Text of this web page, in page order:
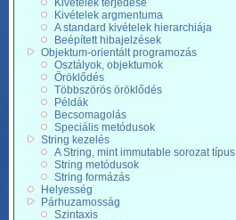
Kivételek terjedése
Kivételek argmentuma
A standard kivételek hierarchiája
Beépített hibajelzések
Objektum-orientált programozás
Osztályok, objektumok
Öröklődés
Többszörös öröklődés
Példák
Becsomagolás
Speciális metódusok
String kezelés
A String, mint immutable sorozat típus
String metódusok
String formázás
Helyesség
Párhuzamosság
Szintaxis